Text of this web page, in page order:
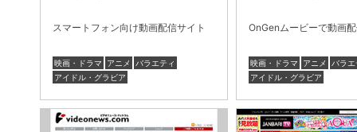
スマートフォン向け動画配信サイト
映画・ドラマ アニメ
バラエティ
アイドル・グラビア
OnGenムービーで動画
映画・ドラマ アニメ
バラ
アイドル・グラビア